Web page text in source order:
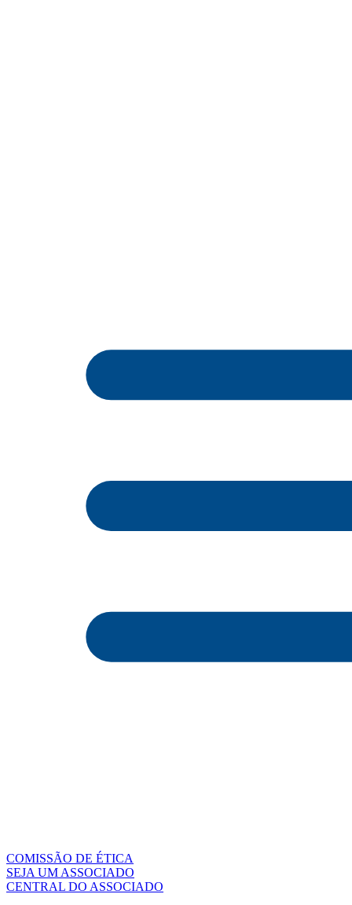
COMISSÃO DE ÉTICA
SEJA UM ASSOCIADO
CENTRAL DO ASSOCIADO